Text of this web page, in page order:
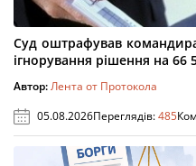
Суд оштрафував
ігнорування рішення на 66
Автор:Лента от Протокола
05.08.2026Переглядів:485